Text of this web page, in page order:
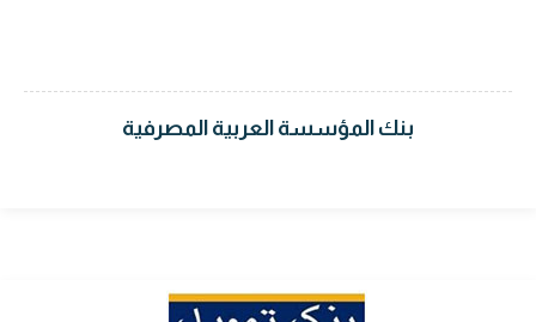
بنك المؤسسة العربية المصرفية